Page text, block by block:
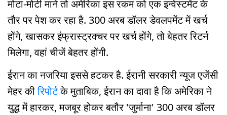
मोटा-मोटी माने तो अमेरिका इस रकम को एक इन्वेस्टमेंट के
तौर पर पेश कर रहा है. 300 अरब डॉलर डेवलपमेंट में खर्च
होंगे, खासकर इंफ्रास्ट्रक्चर पर खर्च होंगे, तो बेहतर रिटर्न
मिलेगा, वहां चीजें बेहतर होंगी.
ईरान का नजरिया इससे हटकर है. ईरानी सरकारी न्यूज एजेंसी
मेहर कीरिपोर्टके मुताबिक, ईरान का दावा है कि अमेरिका ने
युद्ध में हारकर, मजबूर होकर बतौर 'जुर्माना' 300 अरब डॉलर